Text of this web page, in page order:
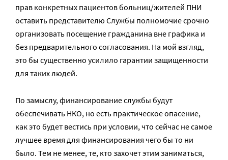
прав конкретных пациентов больниц/жителей ПНИ
оставить представителю Службы полномочие срочно
организовать посещение гражданина вне графика и
без предварительного согласования. На мой взгляд,
это бы существенно усилило гарантии защищенности
для таких людей.
По замыслу, финансирование службы будут
обеспечивать НКО, но есть практическое опасение,
как это будет вестись при условии, что сейчас не самое
лучшее время для финансирования чего бы то ни
было. Тем не менее, те, кто захочет этим заниматься,